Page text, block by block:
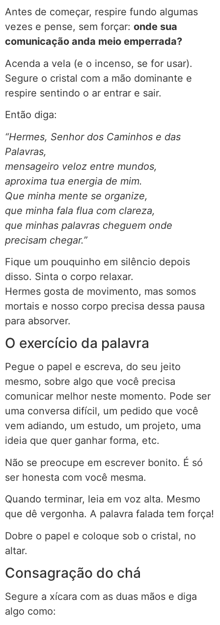
Antes de começar, respire fundo algumas
vezes e pense, sem forçar: onde sua
comunicação anda meio emperrada?
Acenda a vela (e o incenso, se for usar).
Segure o cristal com a mão dominante e
respire sentindo o ar entrar e sair.
Então diga:
“Hermes, Senhor dos Caminhos e das
Palavras,
mensageiro veloz entre mundos,
aproxima tua energia de mim.
Que minha mente se organize,
que minha fala flua com clareza,
que minhas palavras cheguem onde
precisam chegar.”
Fique um pouquinho em silêncio depois
disso. Sinta o corpo relaxar.
Hermes gosta de movimento, mas somos
mortais e nosso corpo precisa dessa pausa
para absorver.
O exercício da palavra
Pegue o papel e escreva, do seu jeito
mesmo, sobre algo que você precisa
comunicar melhor neste momento. Pode ser
uma conversa difícil, um pedido que você
vem adiando, um estudo, um projeto, uma
ideia que quer ganhar forma, etc.
Não se preocupe em escrever bonito. É só
ser honesta com você mesma.
Quando terminar, leia em voz alta. Mesmo
que dê vergonha. A palavra falada tem força!
Dobre o papel e coloque sob o cristal, no
altar.
Consagração do chá
Segure a xícara com as duas mãos e diga
algo como: